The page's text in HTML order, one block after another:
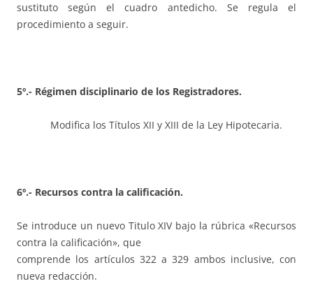
sustituto según el cuadro antedicho. Se regula el
procedimiento a seguir.
5º.- Régimen disciplinario de los Registradores.
Modifica los Títulos XII y XIII de la Ley Hipotecaria.
6º.- Recursos contra la calificación.
Se introduce un nuevo Titulo XIV bajo la rúbrica «Recursos
contra la calificación», que
comprende los artículos 322 a 329 ambos inclusive, con
nueva redacción.